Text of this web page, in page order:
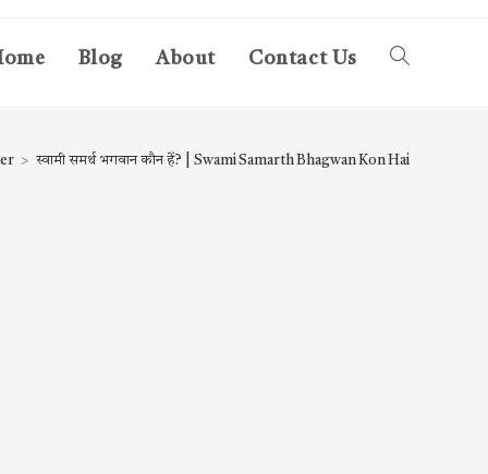
Blog About Contact Us Toggle
> स्वामी समर्थ भगवान कौन हैं? | Swami Samarth Bhagwan Kon Hai